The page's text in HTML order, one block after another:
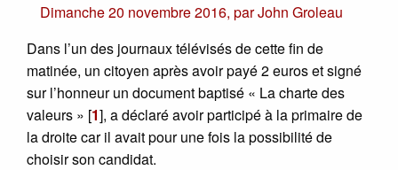
Dimanche 20 novembre 2016, parJohn Groleau
Dans l’un des journaux télévisés de cette fin de
matinée, un citoyen après avoir payé 2 euros et signé
sur l’honneur un document baptisé « La charte des
valeurs » [1], a déclaré avoir participé à la primaire de
la droite car il avait pour une fois la possibilité de
choisir son candidat.